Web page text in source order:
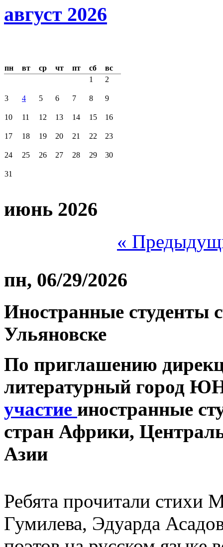
август 2026
пн вт ср чт пт сб
вс
1
2
3 4 5 6 7 8 9
10 11 12 13 14 15 16
17 18 19 20 21 22 23
24 25 26 27 28 29 30
31
июнь 2026
«
пн, 06/29/2026
Иностранные студенты
Ульяновске
По приглашению
литературный город
участие иностранные
стран Африки,
Азии
Ребята прочитали стихи
Гумилева, Эдуарда